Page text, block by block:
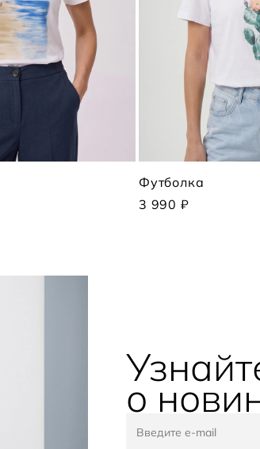
Футболка
3 990 ₽
о